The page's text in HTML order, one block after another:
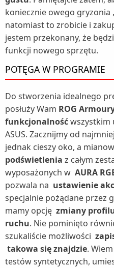
koniecznie owego gryzonia
natomiast to zrobicie i
jestem przekonany, że
funkcji nowego sprzętu.
POTĘGA W PROGRAMIE
Do stworzenia idealnego
posłuży Wam ROG
funkcjonalnośćwszystkim
ASUS. Zacznijmy od
jednak cieszy oko, a
podświetlenia z całym
wyposażonych w AURA
pozwala na ustawienie
specjalnie pożądane przez
mamy opcję zmiany
ruchu. Nie pominięto
szukaliście możliwości
takowa się znajdzie.
testów syntetycznych,